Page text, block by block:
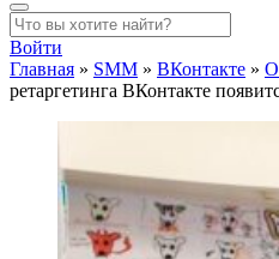
Войти
Главная » SMM » ВКонтакте »
ретаргетинга ВКонтакте